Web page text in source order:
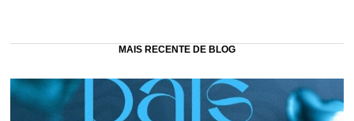
MAIS RECENTE DE BLOG